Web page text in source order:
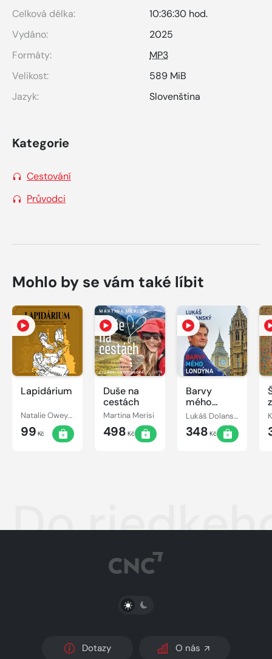
Celková délka:
10:36:30 hod.
Vydáno:
2025
Formáty:
MP3
Velikost:
589 MiB
Jazyk:
Slovenština
Kategorie
Cestování
Průvodci
Mohlo by se vám také líbit
Lapidárium
Natalie Oweyssi
99 Kč
Duše na
cestách
Martina Merisi
498 Kč
Barvy
mého
Londýna
Lukáš Dolanský
348 Kč
Do
PŘEPNOUT SVĚTLÝ/TMAVÝ REŽIM
Dotazy O nás